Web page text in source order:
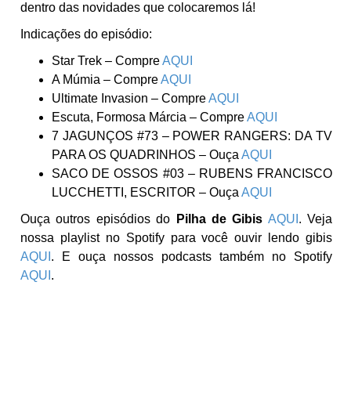
dentro das novidades que colocaremos lá!
Indicações do episódio:
Star Trek – CompreAQUI
A Múmia – CompreAQUI
Ultimate Invasion – CompreAQUI
Escuta, Formosa Márcia – CompreAQUI
7 JAGUNÇOS #73 – POWER RANGERS: DA TV
PARA OS QUADRINHOS – OuçaAQUI
SACO DE OSSOS #03 – RUBENS FRANCISCO
LUCCHETTI, ESCRITOR – OuçaAQUI
Ouça outros episódios do
Pilha de Gibis AQUI . Veja
nossa playlist no Spotify para você ouvir lendo gibis
AQUI . E ouça nossos podcasts também no Spotify
AQUI .